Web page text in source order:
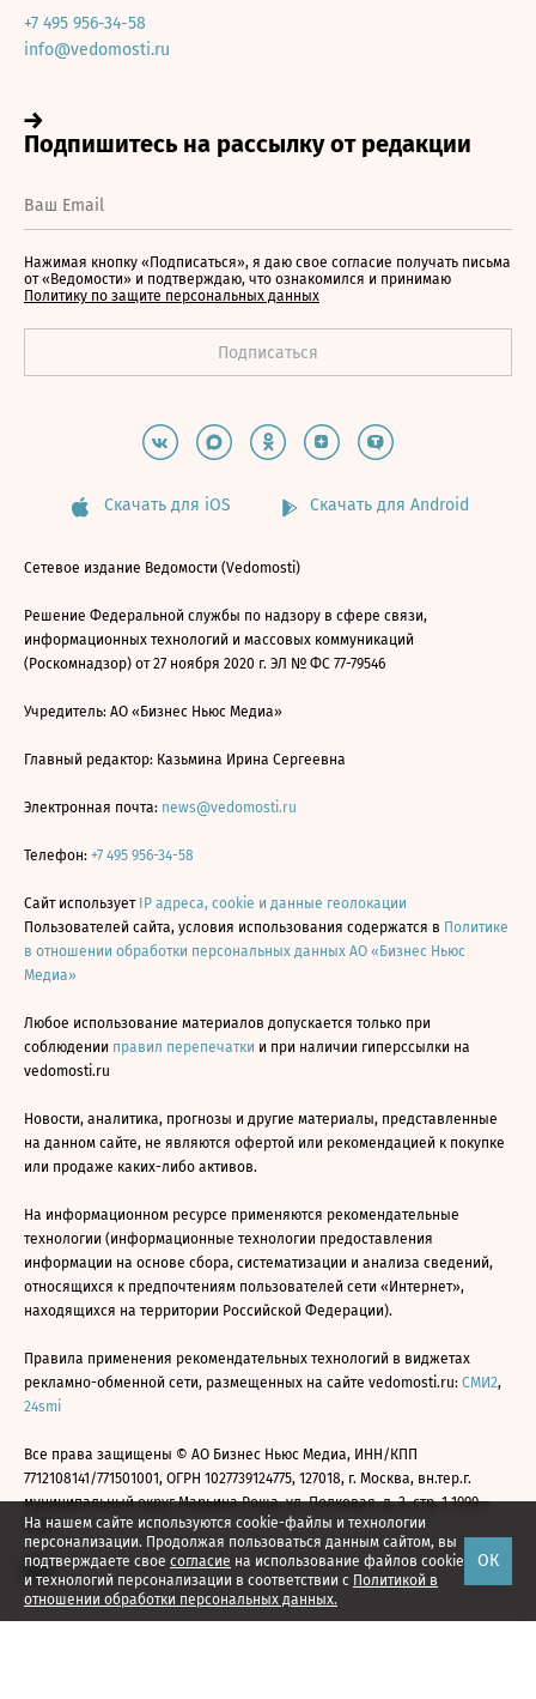
На нашем сайте используются cookie-файлы и технологии
персонализации. Продолжая пользоваться данным сайтом, вы
подтверждаете свое согласие на использование файлов cookie
и технологий персонализации в соответствии с Политикой в
отношении обработки персональных данных.
ОК
+7 495 956-34-58
info@vedomosti.ru
Нажимая кнопку «Подписаться», я даю свое согласие получать письма
от «Ведомости» и подтверждаю, что ознакомился и принимаю
Политику по защите персональных данных
Скачать для iOS Скачать для Android
Сетевое издание Ведомости (Vedomosti)
Решение Федеральной службы по надзору в сфере связи,
информационных технологий и массовых коммуникаций
(Роскомнадзор) от 27 ноября 2020 г. ЭЛ № ФС 77-79546
Учредитель: АО «Бизнес Ньюс Медиа»
Главный редактор: Казьмина Ирина Сергеевна
Электронная почта: news@vedomosti.ru
Телефон: +7 495 956-34-58
Сайт использует IP адреса, cookie и данные геолокации
Пользователей сайта, условия использования содержатся в Политике
в отношении обработки персональных данных АО «Бизнес Ньюс
Медиа»
Любое использование материалов допускается только при
соблюдении правил перепечатки и при наличии гиперссылки на
vedomosti.ru
Новости, аналитика, прогнозы и другие материалы, представленные
на данном сайте, не являются офертой или рекомендацией к покупке
или продаже каких-либо активов.
На информационном ресурсе применяются рекомендательные
технологии (информационные технологии предоставления
информации на основе сбора, систематизации и анализа сведений,
относящихся к предпочтениям пользователей сети «Интернет»,
находящихся на территории Российской Федерации).
Правила применения рекомендательных технологий в виджетах
рекламно-обменной сети, размещенных на сайте vedomosti.ru: СМИ2,
24smi
Все права защищены © АО Бизнес Ньюс Медиа, ИНН/КПП
7712108141/771501001, ОГРН 1027739124775, 127018, г. Москва, вн.тер.г.
муниципальный округ Марьина Роща, ул. Полковая, д. 3, стр. 1 1999—
2026